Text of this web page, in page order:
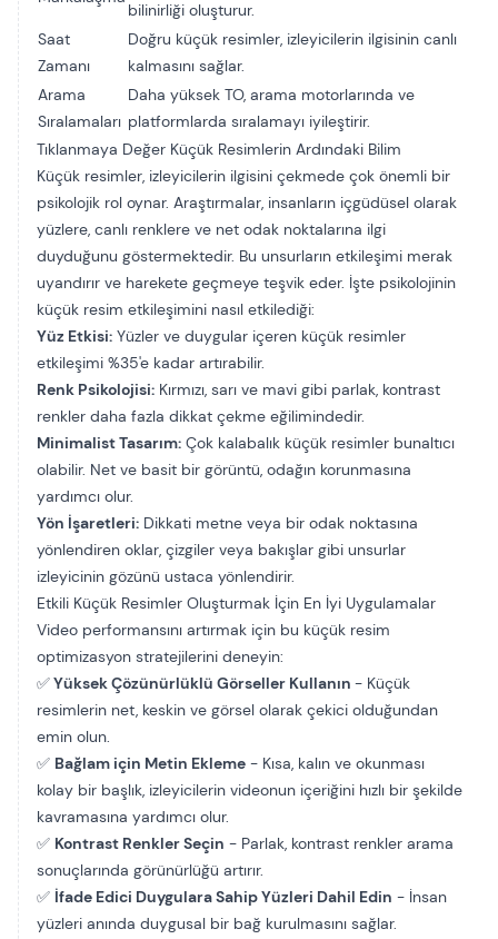
bilinirliği oluşturur.
Saat
Zamanı
Doğru küçük resimler, izleyicilerin ilgisinin canlı
kalmasını sağlar.
Arama
Sıralamaları
Daha yüksek TO, arama motorlarında ve
platformlarda sıralamayı iyileştirir.
Tıklanmaya Değer Küçük Resimlerin Ardındaki Bilim
Küçük resimler, izleyicilerin ilgisini çekmede çok önemli bir
psikolojik rol oynar. Araştırmalar, insanların içgüdüsel olarak
yüzlere, canlı renklere ve net odak noktalarına ilgi
duyduğunu göstermektedir. Bu unsurların etkileşimi merak
uyandırır ve harekete geçmeye teşvik eder. İşte psikolojinin
küçük resim etkileşimini nasıl etkilediği:
Yüz Etkisi: Yüzler ve duygular içeren küçük resimler
etkileşimi %35'e kadar artırabilir.
Renk Psikolojisi: Kırmızı, sarı ve mavi gibi parlak, kontrast
renkler daha fazla dikkat çekme eğilimindedir.
Minimalist Tasarım: Çok kalabalık küçük resimler bunaltıcı
olabilir. Net ve basit bir görüntü, odağın korunmasına
yardımcı olur.
Yön İşaretleri: Dikkati metne veya bir odak noktasına
yönlendiren oklar, çizgiler veya bakışlar gibi unsurlar
izleyicinin gözünü ustaca yönlendirir.
Etkili Küçük Resimler Oluşturmak İçin En İyi Uygulamalar
Video performansını artırmak için bu küçük resim
optimizasyon stratejilerini deneyin:
✅Yüksek Çözünürlüklü Görseller Kullanın - Küçük
resimlerin net, keskin ve görsel olarak çekici olduğundan
emin olun.
✅ Bağlam için Metin Ekleme - Kısa, kalın ve okunması
kolay bir başlık, izleyicilerin videonun içeriğini hızlı bir şekilde
kavramasına yardımcı olur.
✅ Kontrast Renkler Seçin - Parlak, kontrast renkler arama
sonuçlarında görünürlüğü artırır.
✅ İfade Edici Duygulara Sahip Yüzleri Dahil Edin - İnsan
yüzleri anında duygusal bir bağ kurulmasını sağlar.